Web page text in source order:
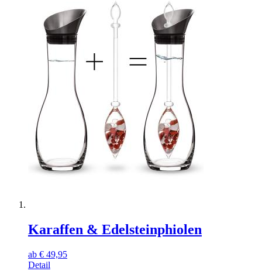
Karaffen & Edelsteinphiolen
ab € 49,95
Detail